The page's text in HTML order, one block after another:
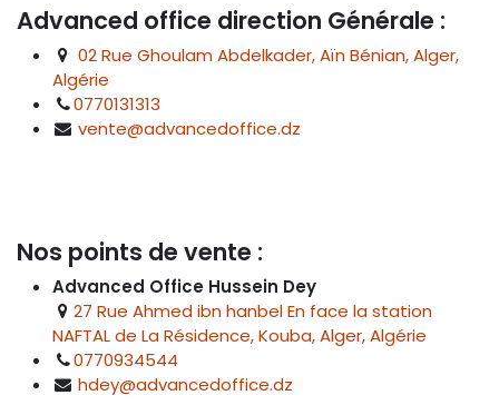
Advanced office direction Générale :
02 Rue Ghoulam Abdelkader, Aïn Bénian, Alger,
Algérie
0770131313
vente@advancedoffice.dz
Nos points de vente :
Advanced Office Hussein Dey
27 Rue Ahmed ibn hanbel En face la station
NAFTAL de La Résidence, Kouba, Alger, Algérie
0770934544
hdey@advancedoffice.dz